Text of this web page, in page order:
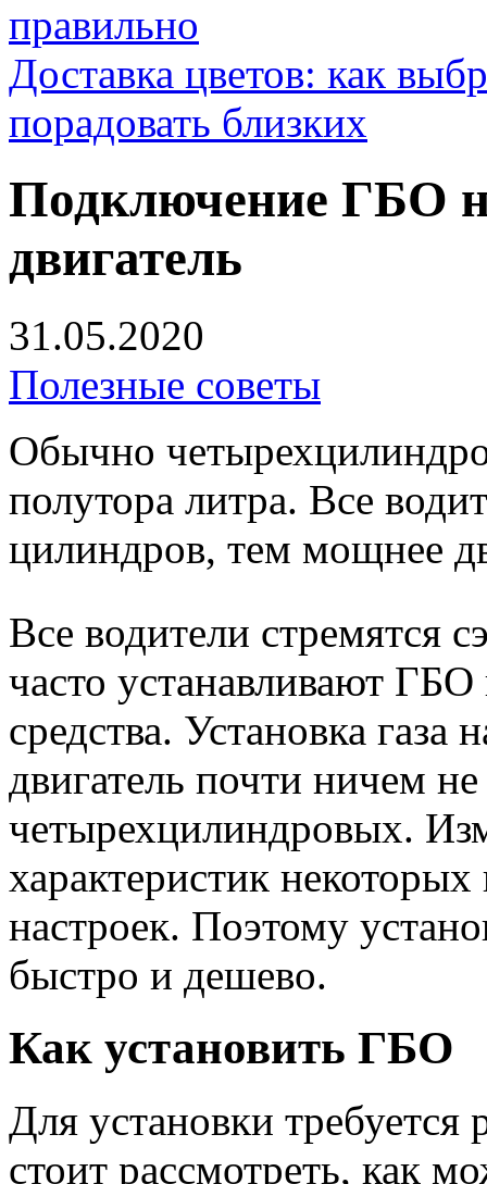
правильно
Доставка цветов: как
порадовать близких
Подключение ГБО
двигатель
31.05.2020
Полезные советы
Обычно
полутора литра. Все
цилиндров, тем мощнее
Все водители стремятся
часто устанавливают
средства. Установка
двигатель почти ничем не
четырехцилиндровых.
характеристик
настроек. Поэтому
быстро и дешево.
Как установить ГБО
Для установки
стоит рассмотреть, как